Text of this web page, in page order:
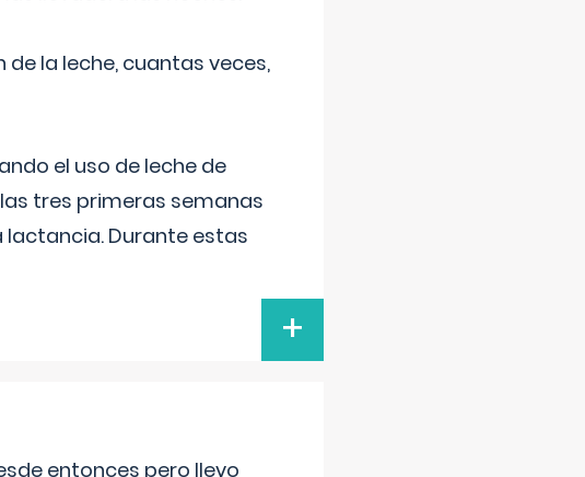
la leche, cuantas veces,
el uso de leche de
tres primeras semanas
Durante estas
+
entonces pero llevo